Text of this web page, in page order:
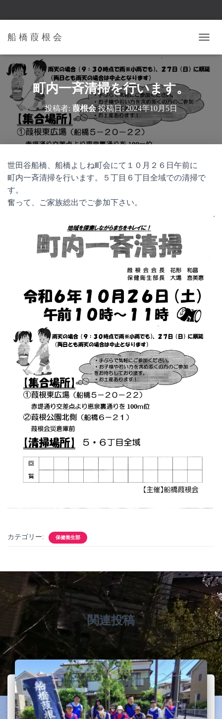
船 橋 葭 根 会
ビ
ー
町内一斉清掃を行います。
投稿者: 葭根会投稿日:2024年10月5日
世田谷船橋、船橋よしね町会にて１０月２６日午前に
町内一斉清掃を行います。５丁目６丁目全域での清掃で
す。
奮って、ご家族総出でご参加下さい。
カテゴリー: 保健衛生部
関連投稿